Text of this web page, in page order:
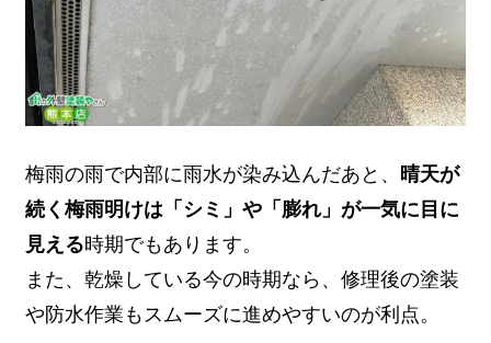
梅雨の雨で内部に雨水が染み込んだあと、
晴天が
続く梅雨明けは「シミ」や「膨れ」が一気に目に
見える時期でもあります。
また、乾燥している今の時期なら、修理後の塗装
や防水作業もスムーズに進めやすいのが利点。